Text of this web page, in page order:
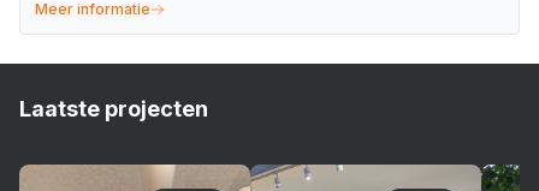
Meer informatie
Laatste projecten